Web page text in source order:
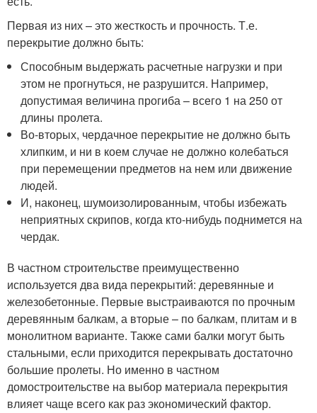
Первая из них – это жесткость и прочность. Т.е.
перекрытие должно быть:
Способным выдержать расчетные нагрузки и при
этом не прогнуться, не разрушится. Например,
допустимая величина прогиба – всего 1 на 250 от
длины пролета.
Во-вторых, чердачное перекрытие не должно быть
хлипким, и ни в коем случае не должно колебаться
при перемещении предметов на нем или движение
людей.
И, наконец, шумоизолированным, чтобы избежать
неприятных скрипов, когда кто-нибудь поднимется на
чердак.
В частном строительстве преимущественно
используется два вида перекрытий: деревянные и
железобетонные. Первые выстраиваются по прочным
деревянным балкам, а вторые – по балкам, плитам и в
монолитном варианте. Также сами балки могут быть
стальными, если приходится перекрывать достаточно
большие пролеты. Но именно в частном
домостроительстве на выбор материала перекрытия
влияет чаще всего как раз экономический фактор.